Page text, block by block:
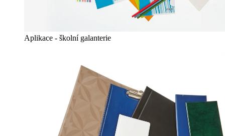
Aplikace - školní galanterie